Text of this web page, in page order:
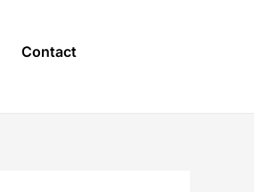
Contact